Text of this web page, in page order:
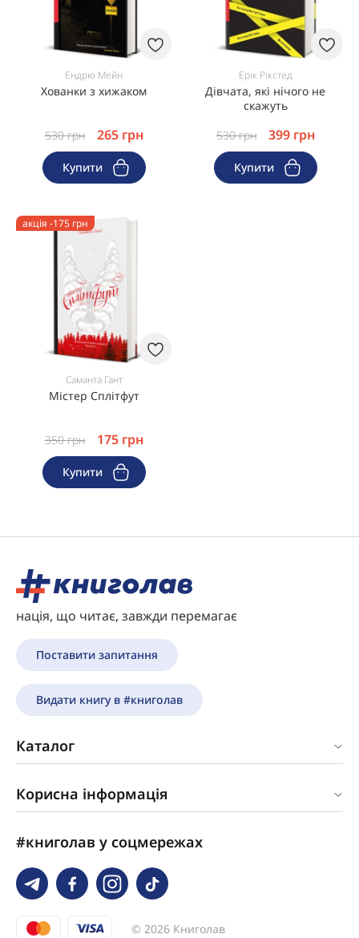
Ендрю Мейн
Хованки з хижаком
530грн 265 грн
Купити
Ерік Рікстед
Дівчата, які нічого не
скажуть
530грн 399 грн
Купити
акція -175 грн
Саманта Гант
Містер Сплітфут
350грн 175 грн
Купити
нація, що читає, завжди перемагає
Поставити запитання
Видати книгу в #книголав
Каталог
Корисна інформація
#книголав у соцмережах
© 2026 Книголав